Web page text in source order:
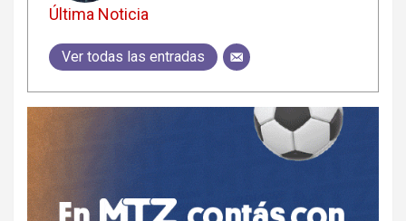
Última Noticia
Ver todas las entradas